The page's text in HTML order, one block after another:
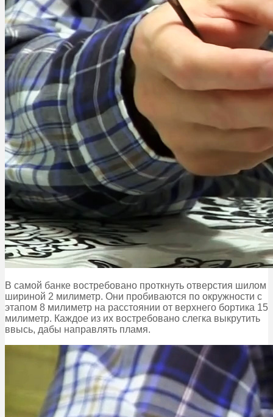
В самой банке востребовано проткнуть отверстия шилом
шириной 2 милиметр. Они пробиваются по окружности с
этапом 8 милиметр на расстоянии от верхнего бортика 15
милиметр. Каждое из их востребовано слегка выкрутить
ввысь, дабы направлять пламя.